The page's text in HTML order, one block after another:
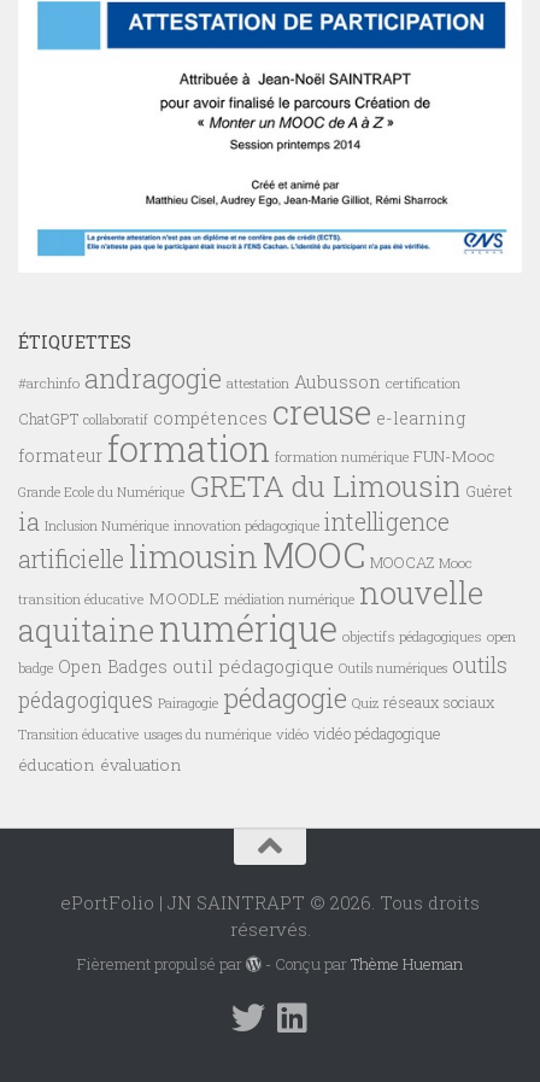
ÉTIQUETTES
#archinfo andragogie attestation Aubusson certification
ChatGPT collaboratif compétences creuse e-learning
formateur formation formation numérique FUN-Mooc
Grande Ecole du Numérique GRETA du Limousin Guéret
ia Inclusion Numérique innovation pédagogique intelligence
artificielle limousinMOOC MOOCAZ Mooc
transition éducative MOODLE médiation numérique nouvelle
aquitainenumérique objectifs pédagogiques open
badge Open Badges outil pédagogique Outils numériques outils
pédagogiques Pairagogie pédagogie Quiz réseaux sociaux
Transition éducative usages du numérique vidéo vidéo pédagogique
éducation évaluation
ePortFolio | JN SAINTRAPT © 2026. Tous droits
réservés.
Fièrement propulsé par - Conçu parThème Hueman